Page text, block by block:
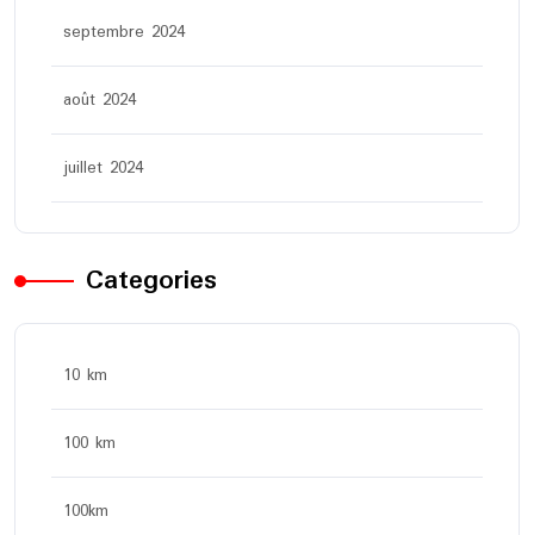
septembre 2024
août 2024
juillet 2024
Categories
10 km
100 km
100km